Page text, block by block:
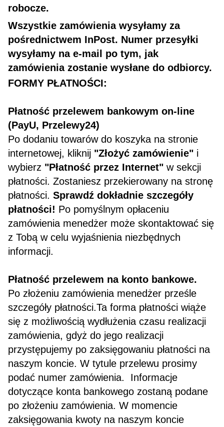
robocze.
Wszystkie zamówienia wysyłamy za
pośrednictwem InPost. Numer przesyłki
wysyłamy na e-mail po tym, jak
zamówienia zostanie wysłane do odbiorcy.
FORMY PŁATNOŚCI:
Płatność przelewem bankowym on-line
(PayU, Przelewy24)
Po dodaniu towarów do koszyka na stronie
internetowej, kliknij "Złożyć zamówienie" i
wybierz "Płatność przez Internet" w sekcji
płatności. Zostaniesz przekierowany na stronę
płatności. Sprawdź dokładnie szczegóły
płatności! Po pomyślnym opłaceniu
zamówienia menedżer może skontaktować się
z Tobą w celu wyjaśnienia niezbędnych
informacji.
Płatność przelewem na konto bankowe.
Po złożeniu zamówienia menedżer prześle
szczegóły płatności.Ta forma płatności wiąże
się z możliwością wydłużenia czasu realizacji
zamówienia, gdyż do jego realizacji
przystępujemy po zaksięgowaniu płatności na
naszym koncie. W tytule przelewu prosimy
podać numer zamówienia. Informacje
dotyczące konta bankowego zostaną podane
po złożeniu zamówienia. W momencie
zaksięgowania kwoty na naszym koncie